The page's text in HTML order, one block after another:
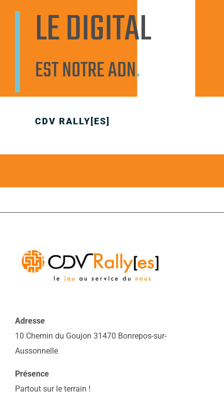
LE DIGITAL
EST NOTRE ADN.
CDV RALLY[ES]
Adresse
10 Chemin du Goujon 31470 Bonrepos-sur-
Aussonnelle
Présence
Partout sur le terrain !